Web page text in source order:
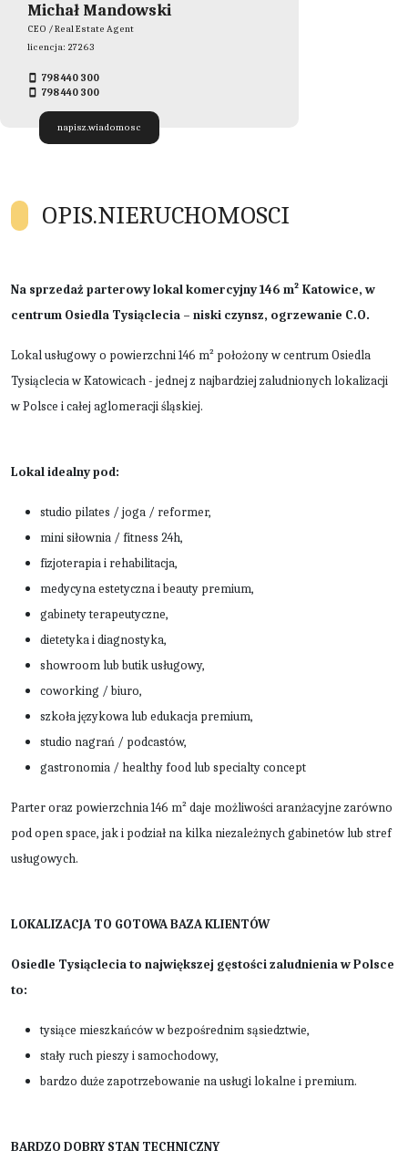
Michał Mandowski
CEO / Real Estate Agent
licencja: 27263
798 440 300
798 440 300
napisz.wiadomosc
OPIS.NIERUCHOMOSCI
Na sprzedaż parterowy lokal komercyjny 146 m² Katowice, w
centrum Osiedla Tysiąclecia – niski czynsz, ogrzewanie C.O.
Lokal usługowy o powierzchni 146 m² położony w centrum Osiedla
Tysiąclecia w Katowicach - jednej z najbardziej zaludnionych lokalizacji
w Polsce i całej aglomeracji śląskiej.
Lokal idealny pod:
studio pilates / joga / reformer,
mini siłownia / fitness 24h,
fizjoterapia i rehabilitacja,
medycyna estetyczna i beauty premium,
gabinety terapeutyczne,
dietetyka i diagnostyka,
showroom lub butik usługowy,
coworking / biuro,
szkoła językowa lub edukacja premium,
studio nagrań / podcastów,
gastronomia / healthy food lub specialty concept
Parter oraz powierzchnia 146 m² daje możliwości aranżacyjne zarówno
pod open space, jak i podział na kilka niezależnych gabinetów lub stref
usługowych.
LOKALIZACJA TO GOTOWA BAZA KLIENTÓW
Osiedle Tysiąclecia to największej gęstości zaludnienia w Polsce
to:
tysiące mieszkańców w bezpośrednim sąsiedztwie,
stały ruch pieszy i samochodowy,
bardzo duże zapotrzebowanie na usługi lokalne i premium.
BARDZO DOBRY STAN TECHNICZNY